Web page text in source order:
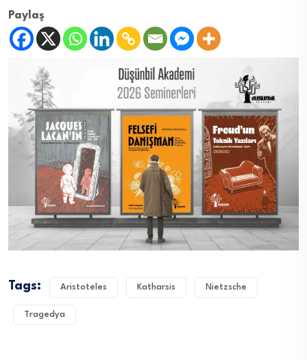
Paylaş
Tags: Aristoteles Katharsis Nietzsche
Tragedya